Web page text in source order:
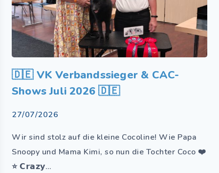
🇩🇪 VK Verbandssieger & CAC-
Shows Juli 2026 🇩🇪
27/07/2026
Wir sind stolz auf die kleine Cocoline! Wie Papa
Snoopy und Mama Kimi, so nun die Tochter Coco ❤️
⭐ 𝗖𝗿𝗮𝘇𝘆…